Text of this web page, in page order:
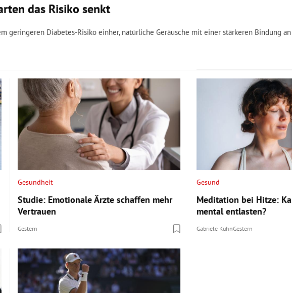
das Risiko senkt
geringeren Diabetes-Risiko einher, natürliche Geräusche mit einer stärkeren Bindung
Gesundheit
Studie: Emotionale Ärzte schaffen mehr
Vertrauen
Gestern
Gesund
Meditation bei Hitze:
mental entlasten?
Gabriele KuhnGestern